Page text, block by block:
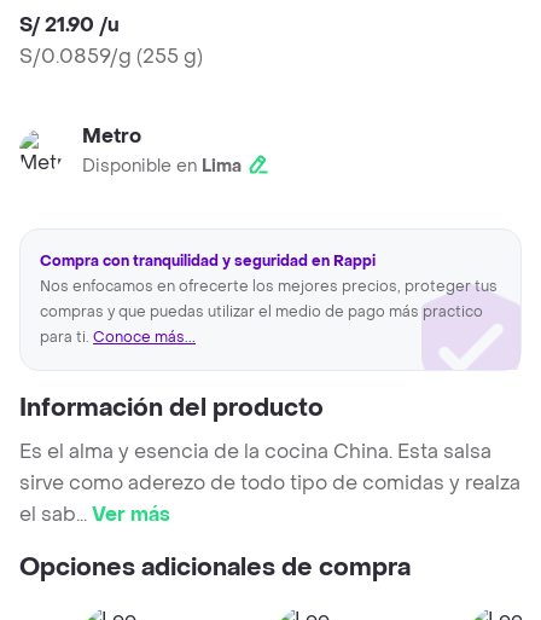
S/ 21.90 /u
S/0.0859/g (255 g)
Metro
Disponible en Lima
Compra con tranquilidad y seguridad en Rappi
Nos enfocamos en ofrecerte los mejores precios, proteger tus
compras y que puedas utilizar el medio de pago más practico
para ti. Conoce más...
Información del producto
Es el alma y esencia de la cocina China. Esta salsa
sirve como aderezo de todo tipo de comidas y realza
el sab...Ver más
Opciones adicionales de compra